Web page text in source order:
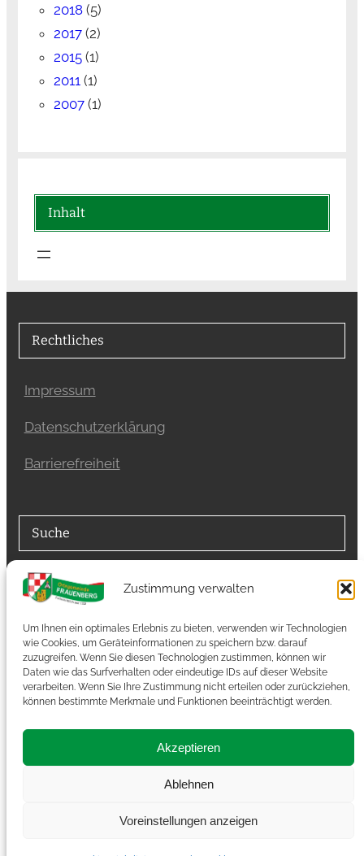
Zustimmung verwalten
Um Ihnen ein optimales Erlebnis zu bieten, verwenden wir Technologien
wie Cookies, um Geräteinformationen zu speichern bzw. darauf
zuzugreifen. Wenn Sie diesen Technologien zustimmen, können wir
Daten wie das Surfverhalten oder eindeutige IDs auf dieser Website
verarbeiten. Wenn Sie Ihre Zustimmung nicht erteilen oder zurückziehen,
können bestimmte Merkmale und Funktionen beeinträchtigt werden.
Akzeptieren
Ablehnen
Voreinstellungen anzeigen
2018(5)
2017(2)
2015(1)
2011 (1)
2007(1)
Inhalt
Rechtliches
Impressum
Datenschutzerklärung
Barrierefreiheit
Suche
Suchfunktion
Autoren